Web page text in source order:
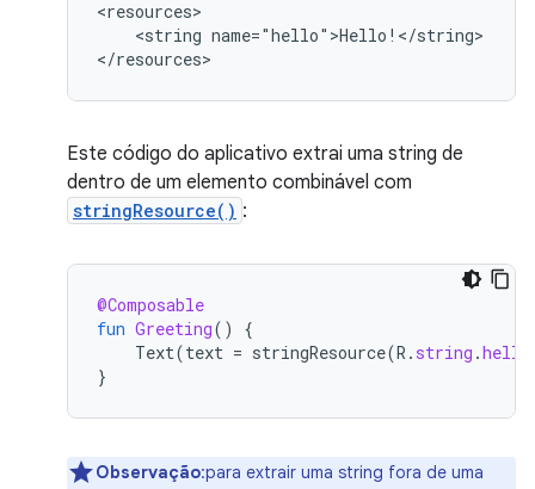
<string name="hello">Hello!</string>
</resources>
Este código do aplicativo extrai uma string de
dentro de um elemento combinável com
stringResource() :
@Composable
fun Greeting()
{
Text(text = stringResource(R . string .hello
}
Observação:para extrair uma string fora de uma